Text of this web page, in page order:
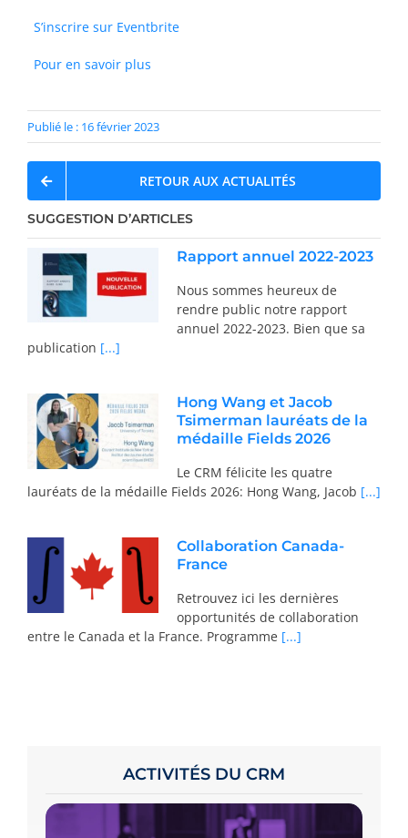
S’inscrire sur Eventbrite
Pour en savoir plus
Publié le : 16 février 2023
RETOUR AUX ACTUALITÉS
SUGGESTION D’ARTICLES
Rapport annuel 2022-2023
Nous sommes heureux de
rendre public notre rapport
annuel 2022-2023. Bien que sa
publication [...]
Hong Wang et Jacob
Tsimerman lauréats de la
médaille Fields 2026
Le CRM félicite les quatre
lauréats de la médaille Fields 2026: Hong Wang, Jacob [...]
Collaboration Canada-
France
Retrouvez ici les dernières
opportunités de collaboration
entre le Canada et la France. Programme [...]
ACTIVITÉS DU CRM